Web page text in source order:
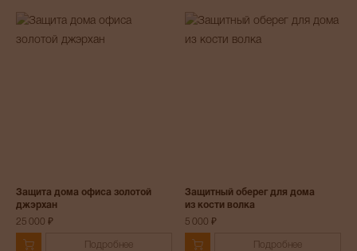
Защита дома офиса золотой
джэрхан
25 000 ₽
Подробнее
Защитный оберег для дома
из кости волка
5 000 ₽
Подробнее